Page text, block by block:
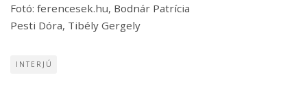
Fotó: ferencesek.hu, Bodnár Patrícia
Pesti Dóra, Tibély Gergely
INTERJÚ